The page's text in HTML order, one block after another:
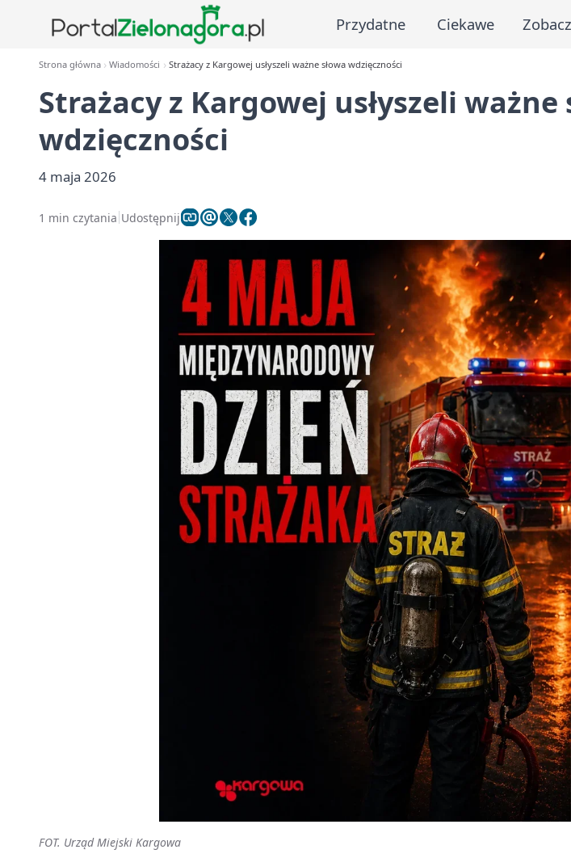
Przydatne Ciekawe Zobacz
Strona główna Wiadomości Strażacy z Kargowej usłyszeli ważne słowa wdzięczności
Strażacy z Kargowej usłyszeli ważne
wdzięczności
4 maja 2026
1 min czytania Udostępnij
FOT. Urząd Miejski Kargowa